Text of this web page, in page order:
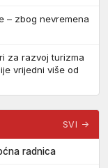
– zbog nevremena
za razvoj turizma
vrijedni više od
SVI →
radnica